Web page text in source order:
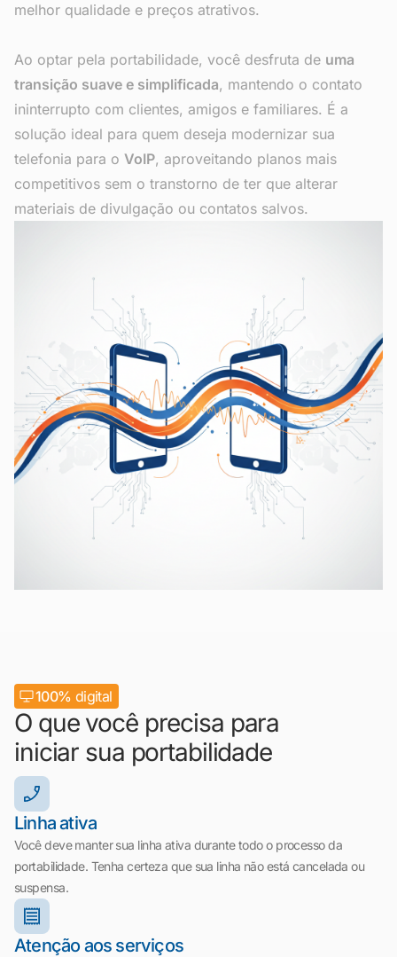
melhor qualidade e preços atrativos.
Ao optar pela portabilidade, você desfruta de uma
transição suave e simplificada, mantendo o contato
ininterrupto com clientes, amigos e familiares. É a
solução ideal para quem deseja modernizar sua
telefonia para o VoIP, aproveitando planos mais
competitivos sem o transtorno de ter que alterar
materiais de divulgação ou contatos salvos.
100% digital
O que você precisa para
iniciar sua portabilidade
Linha ativa
Você deve manter sua linha ativa durante todo o processo da
portabilidade. Tenha certeza que sua linha não está cancelada ou
suspensa.
Atenção aos serviços